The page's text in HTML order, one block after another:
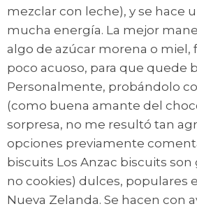
mezclar con leche), y se hace
mucha energía. La mejor
algo de azúcar morena o miel,
poco acuoso, para que quede
Personalmente, probándolo
(como buena amante del
sorpresa, no me resultó tan
opciones previamente
biscuits Los Anzac biscuits
no cookies) dulces, populares
Nueva Zelanda. Se hacen con